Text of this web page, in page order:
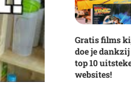
Gratis films
doe je dankzij
top 10
websites!